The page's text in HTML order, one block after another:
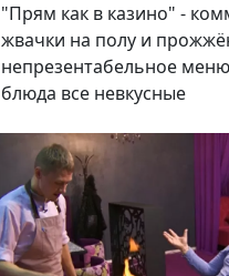
"Прям как в казино" -
жвачки на полу и
непрезентабельное меню
блюда все невкусные